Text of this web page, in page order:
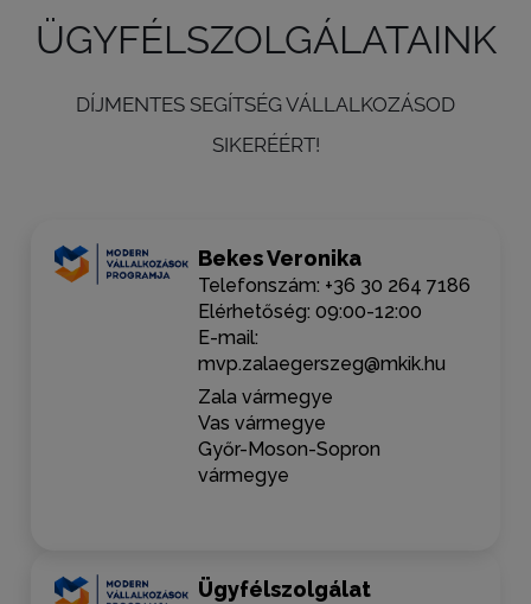
ÜGYFÉLSZOLGÁLATAINK
DÍJMENTES SEGÍTSÉG VÁLLALKOZÁSOD
SIKERÉÉRT!
Bekes Veronika
Telefonszám: +36 30 264 7186
Elérhetőség: 09:00-12:00
E-mail:
mvp.zalaegerszeg@mkik.hu
Zala vármegye
Vas vármegye
Győr-Moson-Sopron
vármegye
Ügyfélszolgálat